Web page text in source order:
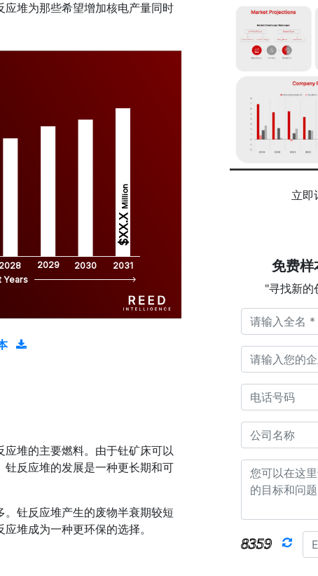
堆为那些希望增加核电产量同时
2028 2029 2030 2031
$XX.X
Million
Years
堆的主要燃料。由于钍矿床可以
反应堆的发展是一种更长期和可
钍反应堆产生的废物半衰期较短
堆成为一种更环保的选择。
立即
免费样
"寻找新的